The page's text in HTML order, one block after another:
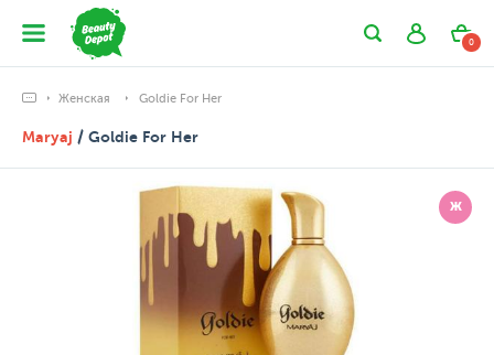
0
Женская Goldie For Her
Maryaj / Goldie For Her
Ж